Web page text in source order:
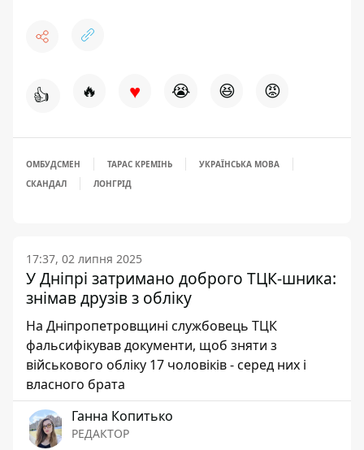
👍 🔥 ♥ 😭 😆 😡
ОМБУДСМЕН ТАРАС КРЕМІНЬ
УКРАЇНСЬКА МОВА
СКАНДАЛ
ЛОНГРІД
17:37, 02 липня 2025
У Дніпрі затримано доброго ТЦК-шника:
знімав друзів з обліку
На Дніпропетровщині службовець ТЦК
фальсифікував документи, щоб зняти з
військового обліку 17 чоловіків - серед них і
власного брата
Ганна Копитько
РЕДАКТОР